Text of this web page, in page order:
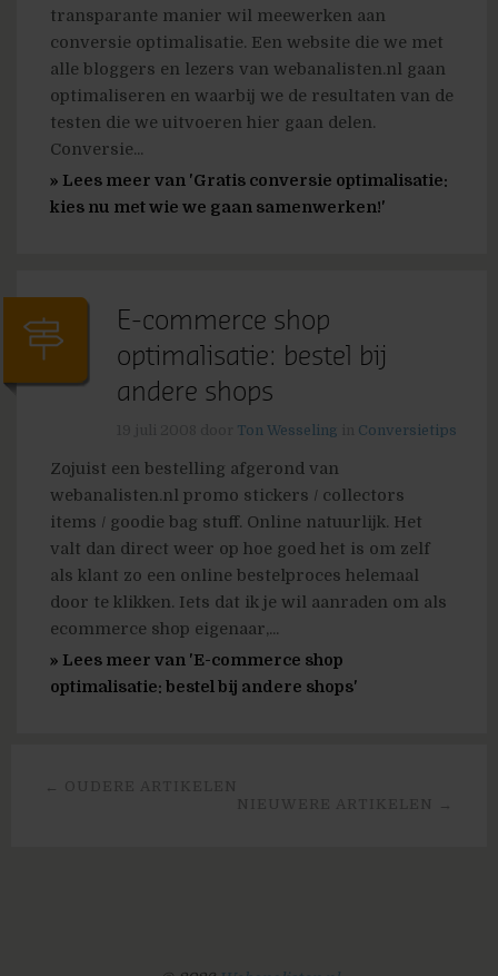
transparante manier wil meewerken aan
conversie optimalisatie. Een website die we met
alle bloggers en lezers van webanalisten.nl gaan
optimaliseren en waarbij we de resultaten van de
testen die we uitvoeren hier gaan delen.
Conversie...
» Lees meer van 'Gratis conversie optimalisatie:
kies nu met wie we gaan samenwerken!'
E-commerce shop
optimalisatie: bestel bij
andere shops
Ton Wesseling Conversietips
Zojuist een bestelling afgerond van
webanalisten.nl promo stickers / collectors
items / goodie bag stuff. Online natuurlijk. Het
valt dan direct weer op hoe goed het is om zelf
als klant zo een online bestelproces helemaal
door te klikken. Iets dat ik je wil aanraden om als
ecommerce shop eigenaar,...
» Lees meer van 'E-commerce shop
optimalisatie: bestel bij andere shops'
← OUDERE ARTIKELEN
NIEUWERE ARTIKELEN →